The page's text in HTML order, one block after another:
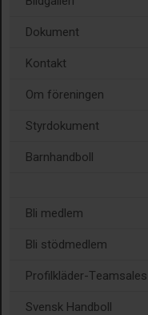
Dokument
Kontakt
Om föreningen
Styrdokument
Barnhandboll
Bli medlem
Bli stödmedlem
Profilkläder-Teamsales
Svensk Handboll